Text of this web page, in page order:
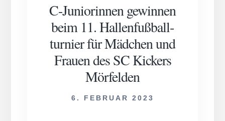
C-Juniorinnen gewinnen
beim 11. Hallen­fußball­­
turnier für Mädchen und
Frauen des SC Kickers
Mör­felden
6. FEBRUAR 2023